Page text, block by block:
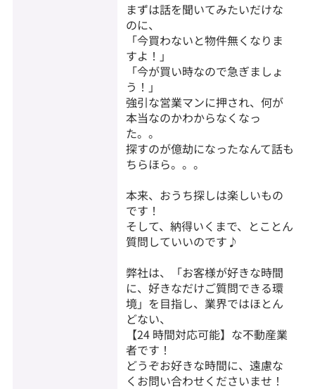
まずは話を聞いてみたいだけな
のに、
「今買わないと物件無くなりま
すよ！」
「今が買い時なので急ぎましょ
う！」
強引な営業マンに押され、何が
本当なのかわからなくなっ
た。。
探すのが億劫になったなんて話も
ちらほら。。。
本来、おうち探しは楽しいもの
です！
そして、納得いくまで、とことん
質問していいのです♪
弊社は、「お客様が好きな時間
に、好きなだけご質問できる環
境」を目指し、業界ではほとん
どない、
【24 時間対応可能】な不動産業
者です！
どうぞお好きな時間に、遠慮な
くお問い合わせくださいませ！